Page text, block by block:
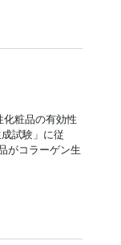
化粧品の有効性
試験」に従
がコラーゲン生